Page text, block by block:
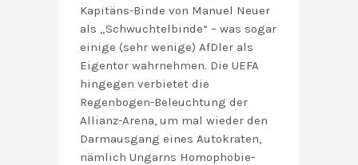
Kapitäns-Binde von Manuel Neuer
als „Schwuchtelbinde“ – was sogar
einige (sehr wenige) AfDler als
Eigentor wahrnehmen. Die UEFA
hingegen verbietet die
Regenbogen-Beleuchtung der
Allianz-Arena, um mal wieder den
Darmausgang eines Autokraten,
nämlich Ungarns Homophobie-